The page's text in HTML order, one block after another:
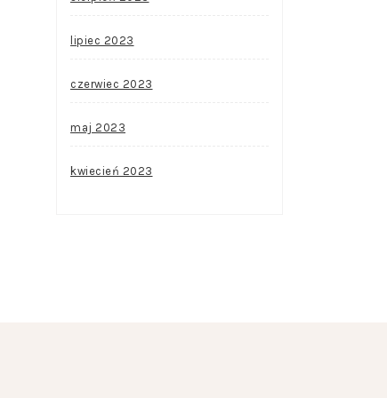
lipiec 2023
czerwiec 2023
maj 2023
kwiecień 2023